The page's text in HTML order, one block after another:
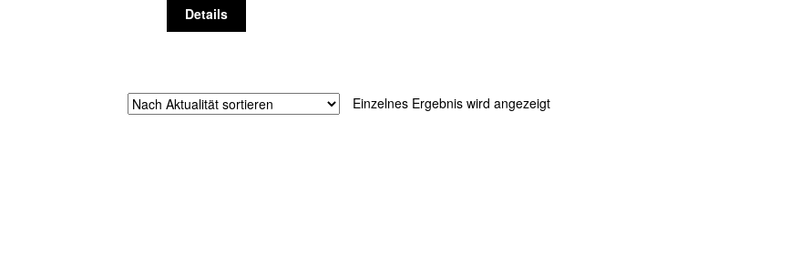
Details
auf.
Einzelnes Ergebnis wird angezeigt